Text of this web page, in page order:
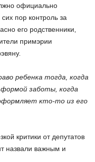
официально
пор контроль за
его родственники,
примэрии
ребенка тогда, когда
заботы, когда
кто-то из его
критики от депутатов
назвали важным и